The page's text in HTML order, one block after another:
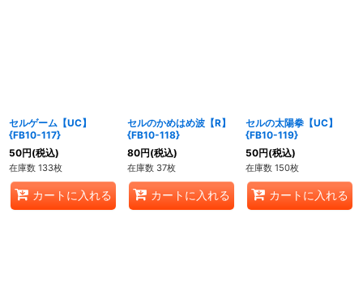
セルゲーム【UC】
{FB10-117}
50円(税込)
在庫数 133枚
カートに入れる
セルのかめはめ波【R】
{FB10-118}
80円(税込)
在庫数 37枚
カートに入れる
セルの太陽拳【UC】
{FB10-119}
50円(税込)
在庫数 150枚
カートに入れる